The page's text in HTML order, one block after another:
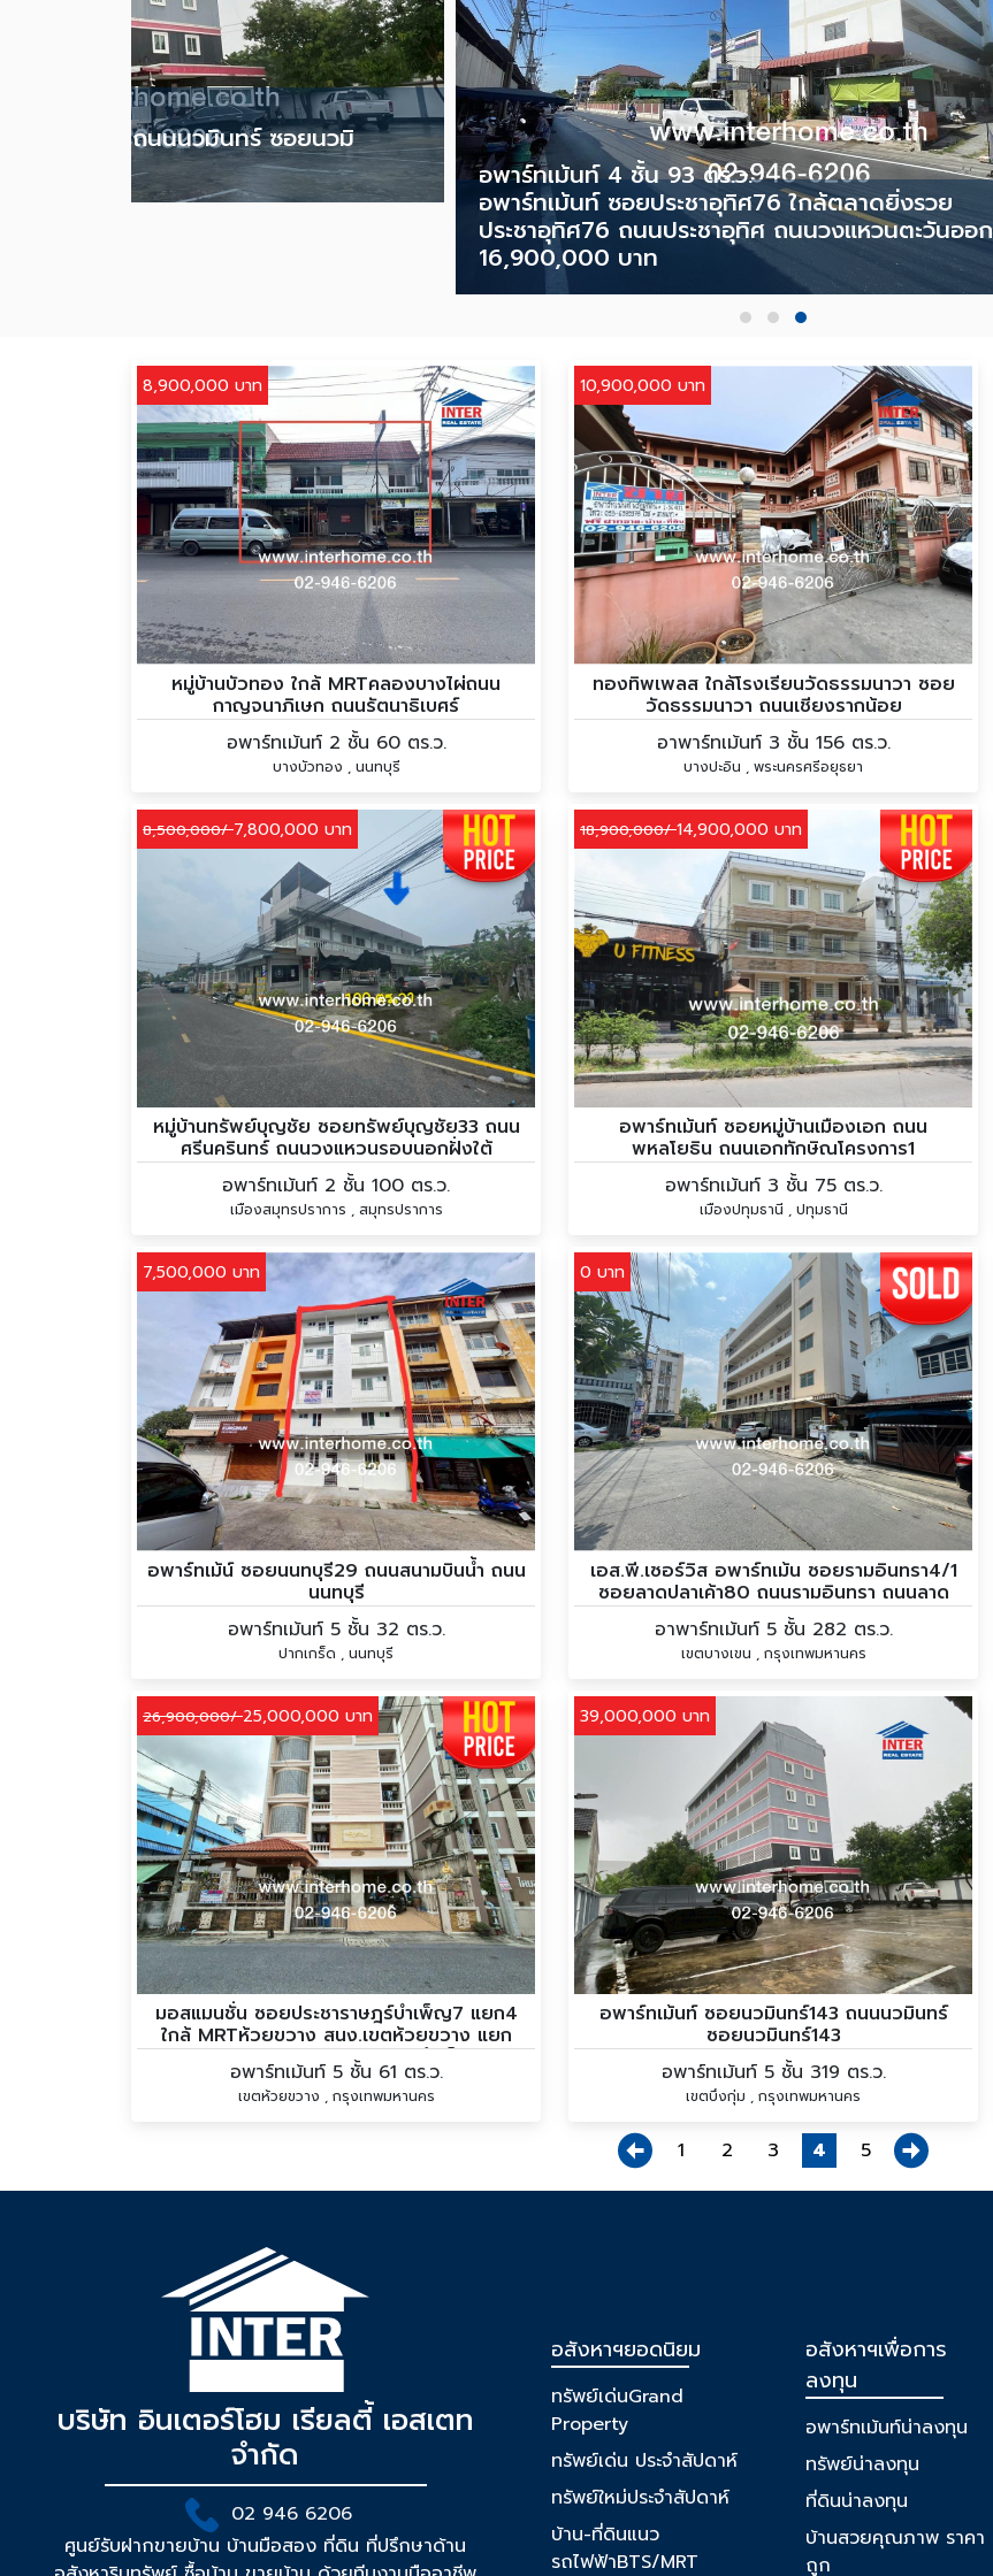
วมินทร์143 ถนนนวมินทร์ ซอยนวมิ
อพาร์ทเม้นท์ 4 ชั้น 93 ตร.ว.
อพาร์ทเม้นท์ ซอยประชาอุทิศ76 ใกล้ตลาดยิ่งรวย
ประชาอุทิศ76 ถนนประชาอุทิศ ถนนวงแหวนตะวันออก
16,900,000 บาท
8,900,000 บาท
หมู่บ้านบัวทอง ใกล้ MRTคลองบางไผ่ถนน
กาญจนาภิเษก ถนนรัตนาธิเบศร์
อพาร์ทเม้นท์ 2 ชั้น 60 ตร.ว.
บางบัวทอง , นนทบุรี
10,900,000 บาท
ทองทิพเพลส ใกล้โรงเรียนวัดธรรมนาวา ซอย
วัดธรรมนาวา ถนนเชียงรากน้อย
อาพาร์ทเม้นท์ 3 ชั้น 156 ตร.ว.
บางปะอิน , พระนครศรีอยุธยา
8,500,000/7,800,000 บาท
หมู่บ้านทรัพย์บุญชัย ซอยทรัพย์บุญชัย33 ถนน
ศรีนครินทร์ ถนนวงแหวนรอบนอกฝั่งใต้
อพาร์ทเม้นท์ 2 ชั้น 100 ตร.ว.
เมืองสมุทรปราการ , สมุทรปราการ
18,900,000/14,900,000 บาท
อพาร์ทเม้นท์ ซอยหมู่บ้านเมืองเอก ถนน
พหลโยธิน ถนนเอกทักษิณโครงการ1
อพาร์ทเม้นท์ 3 ชั้น 75 ตร.ว.
เมืองปทุมธานี , ปทุมธานี
7,500,000 บาท
อพาร์ทเม้น์ ซอยนนทบุรี29 ถนนสนามบินน้ำ ถนน
นนทบุรี
อพาร์ทเม้นท์ 5 ชั้น 32 ตร.ว.
ปากเกร็ด , นนทบุรี
0 บาท
เอส.พี.เซอร์วิส อพาร์ทเม้น ซอยรามอินทรา4/1
ซอยลาดปลาเค้า80 ถนนรามอินทรา ถนนลาด
ปลาเค้า
อาพาร์ทเม้นท์ 5 ชั้น 282 ตร.ว.
เขตบางเขน , กรุงเทพมหานคร
26,900,000/25,000,000 บาท
มอสแมนชั่น ซอยประชาราษฎร์บำเพ็ญ7 แยก4
ใกล้ MRTห้วยขวาง สนง.เขตห้วยขวาง แยก
ห้วยขวาง ถนนประชาราษฎร์บำเพ็ญ
อพาร์ทเม้นท์ 5 ชั้น 61 ตร.ว.
เขตห้วยขวาง , กรุงเทพมหานคร
39,000,000 บาท
อพาร์ทเม้นท์ ซอยนวมินทร์143 ถนนนวมินทร์
ซอยนวมินทร์143
อพาร์ทเม้นท์ 5 ชั้น 319 ตร.ว.
เขตบึงกุ่ม , กรุงเทพมหานคร
1 2 3 4 5
บริษัท อินเตอร์โฮม เรียลตี้ เอสเตท
จำกัด
02 946 6206
ศูนย์รับฝากขายบ้าน บ้านมือสอง ที่ดิน ที่ปรึกษาด้าน
อสังหาฯยอดนิยม
ทรัพย์เด่นGrand
Property
ทรัพย์เด่น ประจำสัปดาห์
ทรัพย์ใหม่ประจำสัปดาห์
บ้าน-ที่ดินแนว
รถไฟฟ้าBTS/MRT
อสังหาฯเพื่อการ
ลงทุน
อพาร์ทเม้นท์น่าลงทุน
ทรัพย์น่าลงทุน
ที่ดินน่าลงทุน
บ้านสวยคุณภาพ ราคา
ถูก